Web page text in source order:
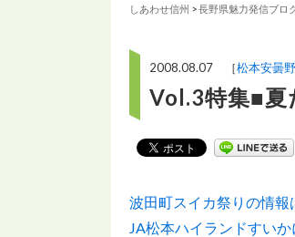
しあわせ信州 >長野県魅力発信ブロ
2008.08.07 ［松本安曇
Vol.3特集■夏
波田町スイカ祭りの情報
JA松本ハイランドすい